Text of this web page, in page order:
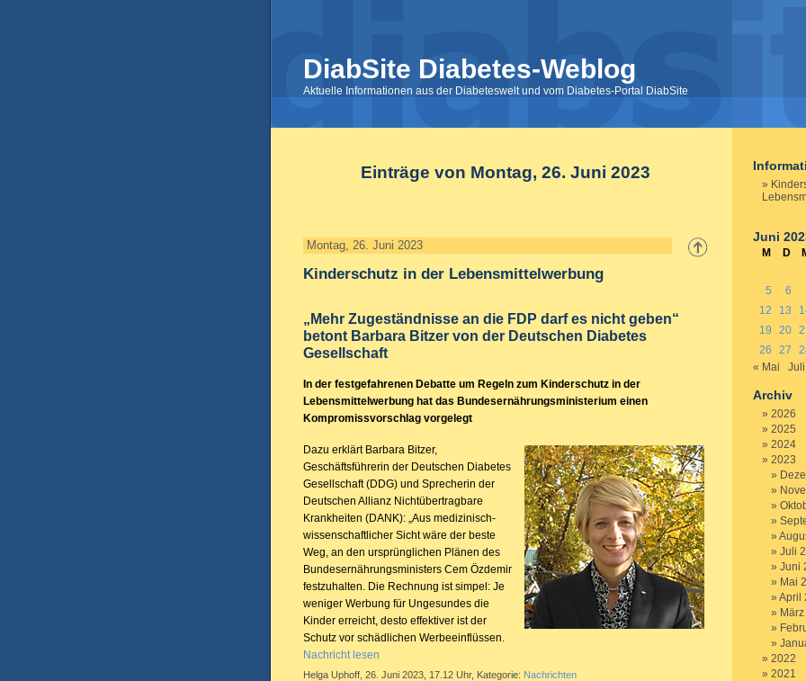
DiabSite Diabetes-Weblog
Aktuelle Informationen aus der Diabeteswelt und vom Diabetes-Portal DiabSite
Einträge von Montag, 26. Juni 2023
Montag, 26. Juni 2023
Kinderschutz in der Lebensmittelwerbung
„Mehr Zugeständnisse an die FDP darf es nicht geben“
betont Barbara Bitzer von der Deutschen Diabetes
Gesellschaft
In der festgefahrenen Debatte um Regeln zum Kinderschutz in der
Lebensmittelwerbung hat das Bundesernährungsministerium einen
Kompromissvorschlag vorgelegt
Dazu erklärt Barbara Bitzer,
Geschäftsführerin der Deutschen Diabetes
Gesellschaft (DDG) und Sprecherin der
Deutschen Allianz Nichtübertragbare
Krankheiten (DANK): „Aus medizinisch-
wissenschaftlicher Sicht wäre der beste
Weg, an den ursprünglichen Plänen des
Bundesernährungsministers Cem Özdemir
festzuhalten. Die Rechnung ist simpel: Je
weniger Werbung für Ungesundes die
Kinder erreicht, desto effektiver ist der
Schutz vor schädlichen Werbeeinflüssen.
Nachricht lesen
Helga Uphoff, 26. Juni 2023, 17.12 Uhr, Kategorie: Nachrichten
Juni
M D
5
6
12
13
19
20
26
27
« Mai
Archiv
2026
2025
2024
2023
Juli
Juni
Mai
April
2022
2021